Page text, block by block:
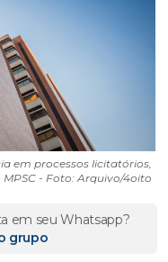
em processos licitatórios,
MPSC - Foto: Arquivo/4oito
em seu Whatsapp?
grupo